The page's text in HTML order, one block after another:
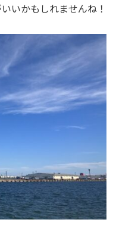
いかもしれませんね！